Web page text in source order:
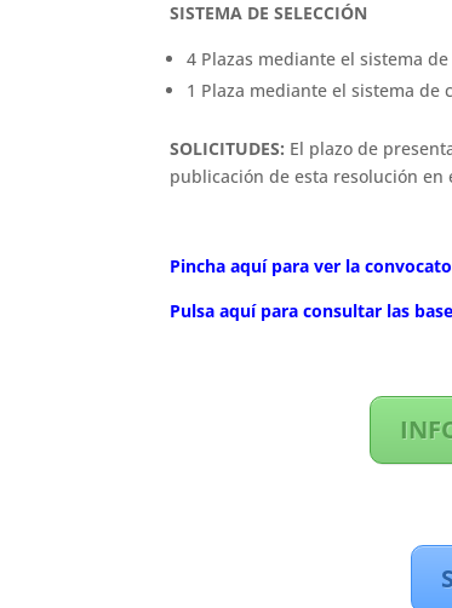
SISTEMA DE SELECCIÓN
4 Plazas mediante el sistema
1 Plaza mediante el sistema
SOLICITUDES: El plazo de
publicación de esta resolución en
Pincha aquí para ver la
Pulsa aquí para consultar las